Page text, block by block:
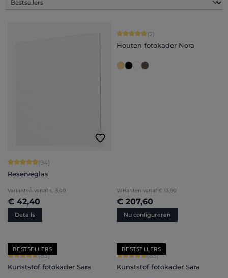
Gemiddelde score van 4.94 op 5 sterren
(94)
Reserveglas
Varianten vanaf € 3,00
€ 42,40
Details
Gemiddelde score van 5 op 5 sterren
(2)
Houten fotokader Nora
Varianten vanaf € 13,90
€ 207,60
Nu configureren
BESTSELLERS
Gemiddelde score van 4.71 op 5 sterren
(85)
Kunststof fotokader Sara
BESTSELLERS
Gemiddelde score van 4.71 op 5
(85)
Kunststof fotokader Sara